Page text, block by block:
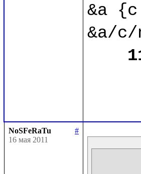
&a
&a/c/
NoSFeRaTu
#
16 мая 2011